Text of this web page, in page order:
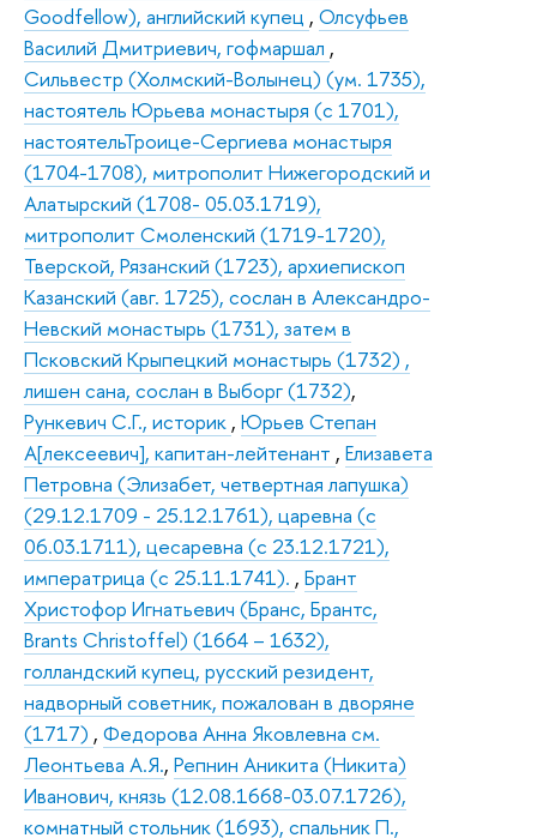
Goodfellow), английский купец , Олсуфьев
Василий Дмитриевич, гофмаршал ,
Сильвестр (Холмский-Волынец) (ум. 1735),
настоятель Юрьева монастыря (с 1701),
настоятельТроице-Сергиева монастыря
(1704-1708), митрополит Нижегородский и
Алатырский (1708- 05.03.1719),
митрополит Смоленский (1719-1720),
Тверской, Рязанский (1723), архиепископ
Казанский (авг. 1725), сослан в Александро-
Невский монастырь (1731), затем в
Псковский Крыпецкий монастырь (1732) ,
лишен сана, сослан в Выборг (1732),
Рункевич С.Г., историк , Юрьев Степан
А[лексеевич], капитан-лейтенант , Елизавета
Петровна (Элизабет, четвертная лапушка)
(29.12.1709 - 25.12.1761), царевна (с
06.03.1711), цесаревна (с 23.12.1721),
императрица (с 25.11.1741). , Брант
Христофор Игнатьевич (Бранс, Брантс,
Brants Christoffel) (1664 – 1632),
голландский купец, русский резидент,
надворный советник, пожалован в дворяне
(1717) , Федорова Анна Яковлевна см.
Леонтьева А.Я., Репнин Аникита (Никита)
Иванович, князь (12.08.1668-03.07.1726),
комнатный стольник (1693), спальник П.,